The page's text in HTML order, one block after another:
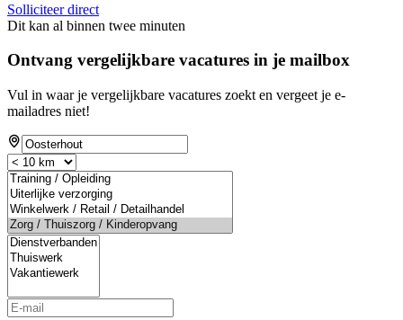
Solliciteer direct
Dit kan al binnen twee minuten
Ontvang vergelijkbare vacatures in je mailbox
Vul in waar je vergelijkbare vacatures zoekt en vergeet je e-
mailadres niet!